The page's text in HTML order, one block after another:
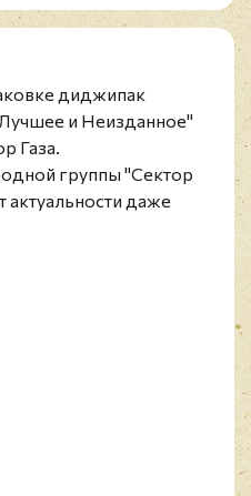
диджипак
и Неизданное"
Газа.
группы "Сектор
актуальности даже
ее
с той же
символом целой эпохи.
лучшие песни
вошла песня "Вой на
всему изданию, и
среди остальных
на луну" была